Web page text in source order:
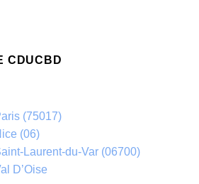
CDUCBD
(75017)
(06)
Laurent-du-Var (06700)
D’Oise